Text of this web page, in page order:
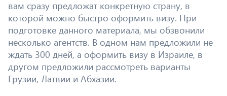
вам сразу предложат конкретную страну, в
которой можно быстро оформить визу. При
подготовке данного материала, мы обзвонили
несколько агентств. В одном нам предложили не
ждать 300 дней, а оформить визу в Израиле, в
другом предложили рассмотреть варианты
Грузии, Латвии и Абхазии.